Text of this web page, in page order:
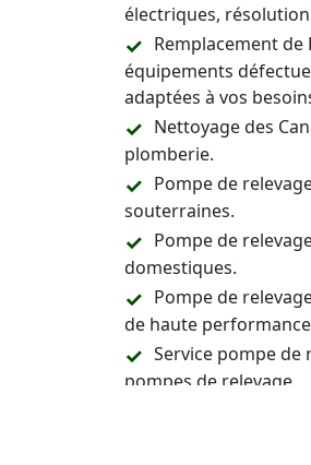
électriques,
Remplacement de
équipements
adaptées à vos
Nettoyage des
plomberie.
Pompe de
souterraines.
Pompe de
domestiques.
Pompe de
de haute
Service pompe
pompes de relevage.